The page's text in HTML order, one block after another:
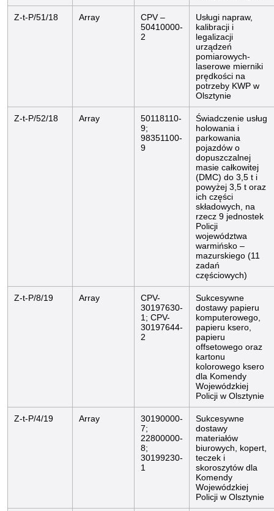
Z-t-P/51/18 Array
CPV –
50410000-
2
Usługi napraw,
kalibracji i
legalizacji
urządzeń
pomiarowych-
laserowe mierniki
prędkości na
potrzeby KWP w
Olsztynie
Z-t-P/52/18 Array
50118110-
9;
98351100-
9
Świadczenie usług
holowania i
parkowania
pojazdów o
dopuszczalnej
masie całkowitej
(DMC) do 3,5 t i
powyżej 3,5 t oraz
ich części
składowych, na
rzecz 9 jednostek
Policji
województwa
warmińsko –
mazurskiego (11
zadań
częściowych)
Z-t-P/8/19 Array
CPV-
30197630-
1; CPV-
30197644-
2
Sukcesywne
dostawy papieru
komputerowego,
papieru ksero,
papieru
offsetowego oraz
kartonu
kolorowego ksero
dla Komendy
Wojewódzkiej
Policji w Olsztynie
Z-t-P/4/19 Array
30190000-
7;
22800000-
8;
30199230-
1
Sukcesywne
dostawy
materiałów
biurowych, kopert,
teczek i
skoroszytów dla
Komendy
Wojewódzkiej
Policji w Olsztynie